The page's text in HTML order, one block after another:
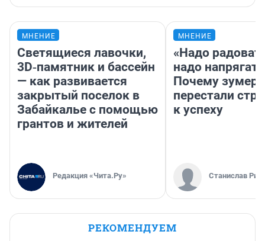
МНЕНИЕ
Светящиеся лавочки,
3D‑памятник и бассейн
— как развивается
закрытый поселок в
Забайкалье с помощью
грантов и жителей
Редакция «Чита.Ру»
МНЕНИЕ
«Надо
надо
Почему
перестали
к успеху
Станислав
РЕКОМЕНДУЕМ